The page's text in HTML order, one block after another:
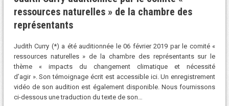
ressources naturelles » de la chambre des
représentants
Judith Curry (*) a été auditionnée le 06 février 2019 par le comité «
ressources naturelles » de la chambre des représentants sur le
thème « impacts du changement climatique et nécessité
d’agir ». Son témoignage écrit est accessible ici. Un enregistrement
vidéo de son audition est également disponible. Nous fournissons
ci-dessous une traduction du texte de son…